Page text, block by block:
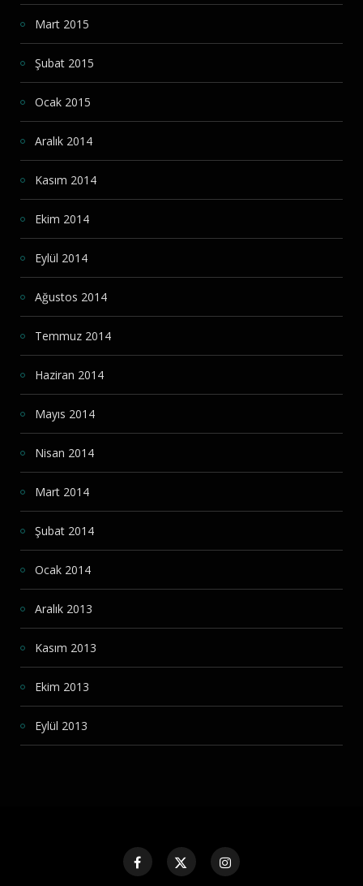
Mart 2015
Şubat 2015
Ocak 2015
Aralık 2014
Kasım 2014
Ekim 2014
Eylül 2014
Ağustos 2014
Temmuz 2014
Haziran 2014
Mayıs 2014
Nisan 2014
Mart 2014
Şubat 2014
Ocak 2014
Aralık 2013
Kasım 2013
Ekim 2013
Eylül 2013